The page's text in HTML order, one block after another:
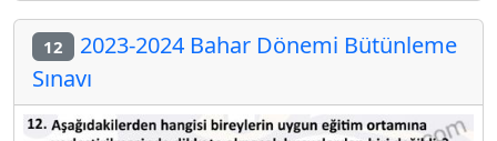
12 2023-2024 Bahar Dönemi Bütünleme
Sınavı